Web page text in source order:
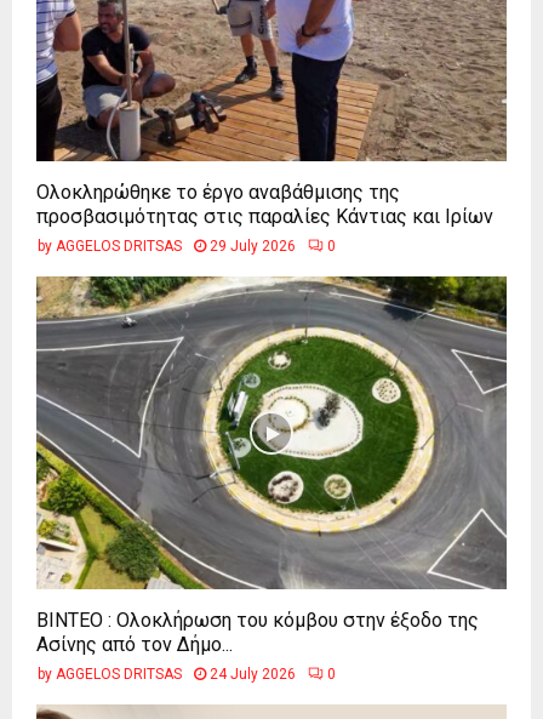
Ολοκληρώθηκε το έργο αναβάθμισης της
προσβασιμότητας στις παραλίες Κάντιας και Ιρίων
by AGGELOS DRITSAS 29 July 2026 0
ΒΙΝΤΕΟ : Ολοκλήρωση του κόμβου στην έξοδο της
Ασίνης από τον Δήμο...
by AGGELOS DRITSAS 24 July 2026 0